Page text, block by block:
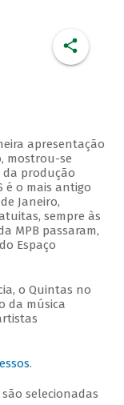
apresentação
mostrou-se
produção
é o mais antigo
Janeiro,
sempre às
MPB passaram,
Espaço
o Quintas no
da música
.
selecionadas